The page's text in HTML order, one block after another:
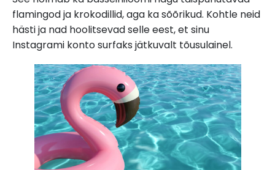
flamingod ja krokodillid, aga ka sõõrikud. Kohtle neid
hästi ja nad hoolitsevad selle eest, et sinu
Instagrami konto surfaks jätkuvalt tõusulainel.